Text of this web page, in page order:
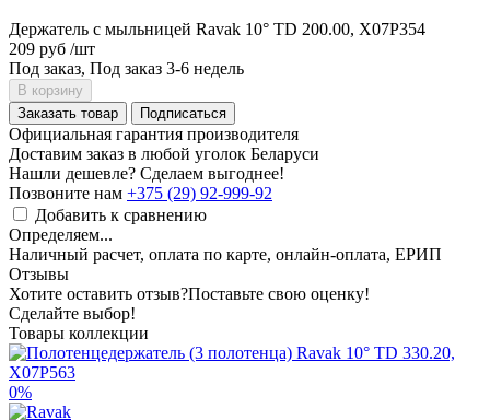
Держатель с мыльницей Ravak 10° TD 200.00, X07P354
209 руб /шт
Под заказ, Под заказ 3-6 недель
В корзину
Заказать товар
Подписаться
Официальная гарантия производителя
Доставим заказ в любой уголок Беларуси
Нашли дешевле? Сделаем выгоднее!
Позвоните нам +375 (29) 92-999-92
Добавить к сравнению
Определяем...
Наличный расчет, оплата по карте, онлайн-оплата, ЕРИП
Отзывы
Хотите оставить отзыв?Поставьте свою оценку!
Сделайте выбор!
Товары коллекции
0%